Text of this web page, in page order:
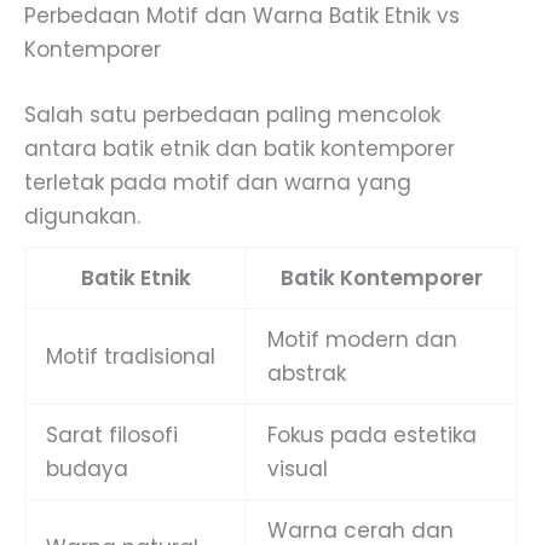
Perbedaan Motif dan Warna Batik Etnik vs
Kontemporer
Salah satu perbedaan paling mencolok
antara batik etnik dan batik kontemporer
terletak pada motif dan warna yang
digunakan.
Batik Etnik Batik Kontemporer
Motif tradisional
Motif modern dan
abstrak
Sarat filosofi
budaya
Fokus pada estetika
visual
Warna cerah dan